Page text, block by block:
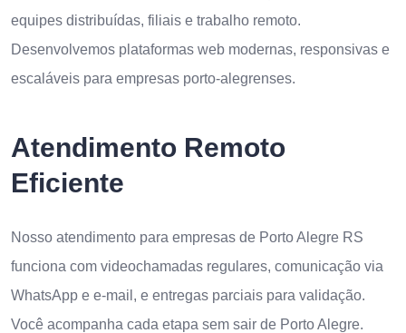
equipes distribuídas, filiais e trabalho remoto.
Desenvolvemos plataformas web modernas, responsivas e
escaláveis para empresas porto-alegrenses.
Atendimento Remoto
Eficiente
Nosso atendimento para empresas de Porto Alegre RS
funciona com videochamadas regulares, comunicação via
WhatsApp e e-mail, e entregas parciais para validação.
Você acompanha cada etapa sem sair de Porto Alegre.